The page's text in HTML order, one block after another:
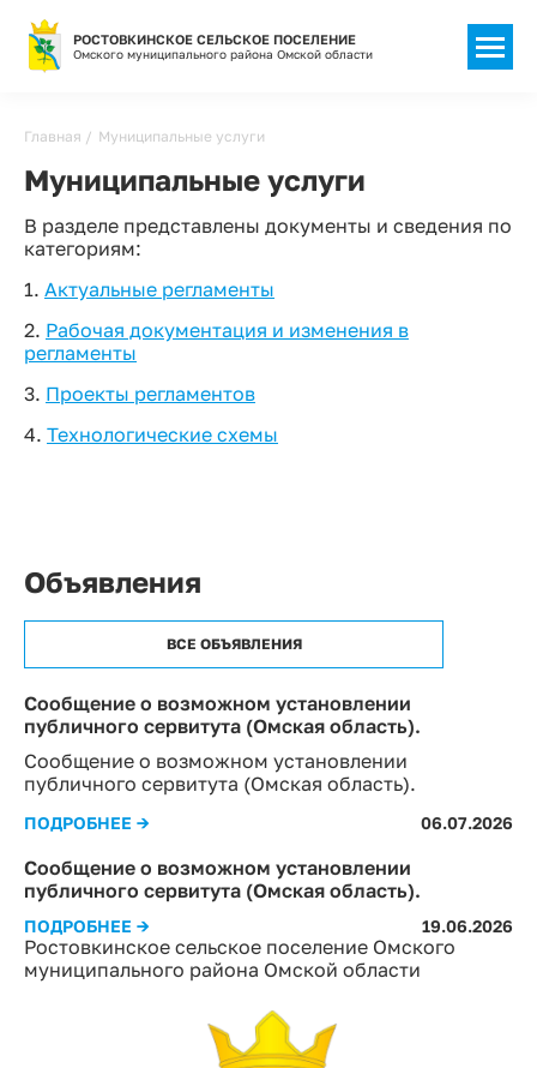
РОСТОВКИНСКОЕ СЕЛЬСКОЕ ПОСЕЛЕНИЕ
Омского муниципального района Омской области
Ростовкинское сельское поселение Омского
муниципального района Омской области
Строка
навигации
Главная Муниципальные услуги
Муниципальные услуги
В разделе представлены документы и сведения по
категориям:
1. Актуальные регламенты
2. Рабочая документация и изменения в
регламенты
3. Проекты регламентов
4. Технологические схемы
Объявления
ВСЕ ОБЪЯВЛЕНИЯ
Сообщение о возможном установлении
публичного сервитута (Омская область).
Сообщение о возможном установлении
публичного сервитута (Омская область).
ПОДРОБНЕЕ → 06.07.2026
Сообщение о возможном установлении
публичного сервитута (Омская область).
ПОДРОБНЕЕ → 19.06.2026